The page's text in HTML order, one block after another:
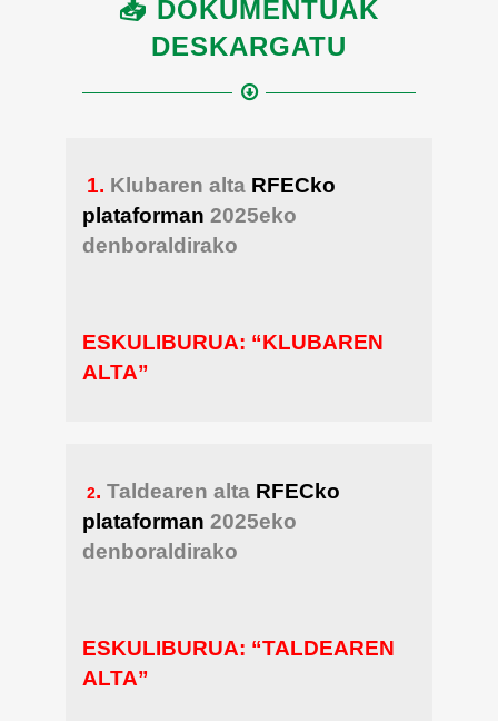
📥 DOKUMENTUAK
DESKARGATU
1. Klubaren alta RFECko
plataforman 2025eko
denboraldirako
ESKULIBURUA: “KLUBAREN
ALTA”
2. Taldearen alta RFECko
plataforman 2025eko
denboraldirako
ESKULIBURUA: “TALDEAREN
ALTA”